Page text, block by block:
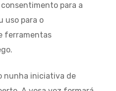
para a
uso para o
ferramentas
nunha iniciativa de